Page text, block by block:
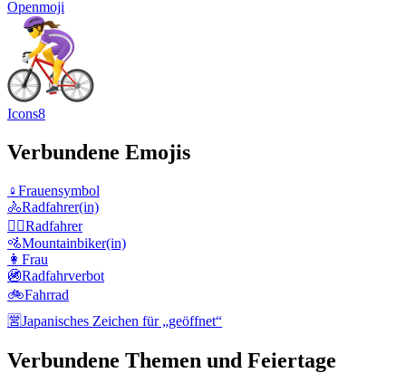
Openmoji
Icons8
Verbundene Emojis
♀️Frauensymbol
🚴Radfahrer(in)
🚴‍♂️Radfahrer
🚵Mountainbiker(in)
👩 Frau
🚳Radfahrverbot
🚲Fahrrad
🈺Japanisches Zeichen für „geöffnet“
Verbundene Themen und Feiertage